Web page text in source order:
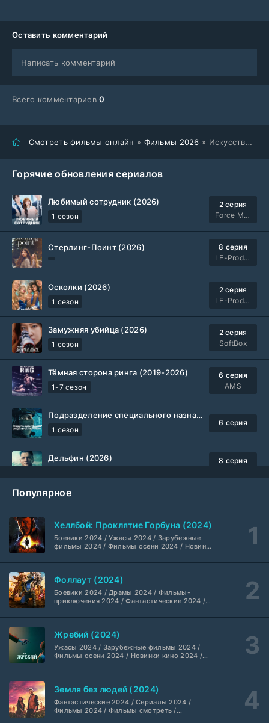
Оставить комментарий
Написать комментарий
Всего комментариев0
Смотреть фильмы онлайн » Фильмы 2026 » Искусство Сары (2026)
Горячие обновления сериалов
Любимый сотрудник (2026)
1 сезон
2 серия
Force Media
Стерлинг-Поинт (2026)
8 серия
LE-Production
Осколки (2026)
1 сезон
2 серия
LE-Production
Замужняя убийца (2026)
1 сезон
2 серия
SoftBox
Тёмная сторона ринга (2019-2026)
1-7 сезон
6 серия
AMS
Подразделение специального назначения (2026)
1 сезон
6 серия
Дельфин (2026)
8 серия
Шугар (2026)
Укрытие (2026)
1-3 сезон
5 серия
HDrezka Studio
Мыс страха (2026)
1 сезон
Dragon Money Studio
Библиотекари: Следующая глава (2026)
1-2 сезон
2 серия
Популярное
Хеллбой: Проклятие Горбуна (2024)
Боевики 2024 / Ужасы 2024 / Зарубежные
фильмы 2024 / Фильмы осени 2024 / Новинки
2024 / Американские фильмы / Фильмы
высоким рейтингом / Интересные фильмы /
Крутые фильмы / Популярные фильмы
Фоллаут (2024)
Боевики 2024 / Драмы 2024 / Фильмы-
приключения 2024 / Фантастические 2024 /
смотреть / Сериалы в 4K UHD / Американские
Жребий (2024)
Ужасы 2024 / Зарубежные фильмы 2024 /
Фильмы осени 2024 / Новинки кино 2024 /
Американские фильмы / Фильмы смотреть /
фильмы / Крутые фильмы / Популярные
фильмы
Земля без людей (2024)
Фантастические 2024 / Сериалы 2024 /
Фильмы 2024 / Фильмы смотреть /